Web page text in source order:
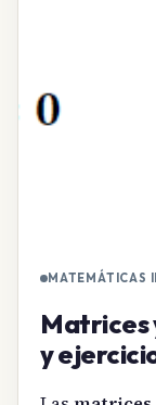
MATEMÁTICAS II
Matrices
y